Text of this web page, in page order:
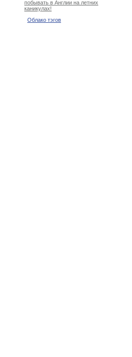
побывать в Англии на летних
каникулах!
Облако тэгов